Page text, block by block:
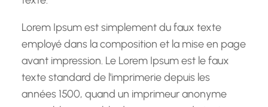
Lorem Ipsum est simplement du faux texte
employé dans la composition et la mise en page
avant impression. Le Lorem Ipsum est le faux
texte standard de l'imprimerie depuis les
années 1500, quand un imprimeur anonyme